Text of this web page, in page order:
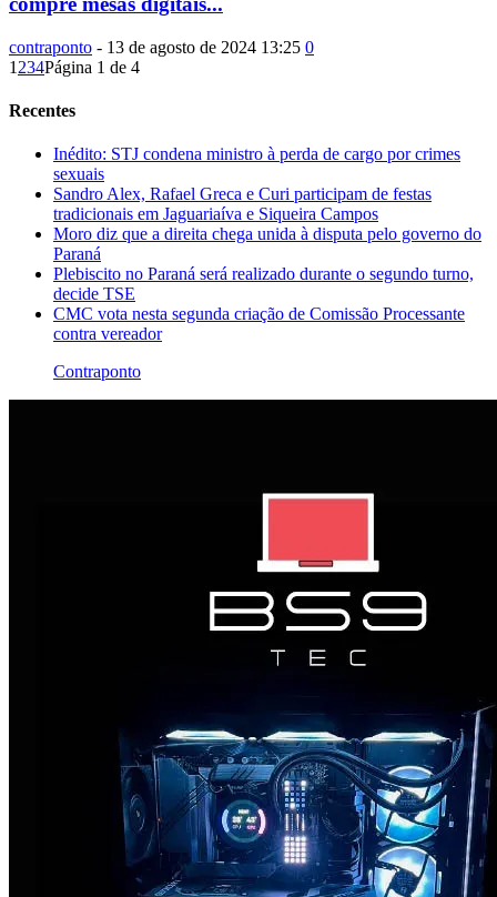
contraponto - 13 de agosto de 2024 13:25 0
1 234Página 1 de 4
Recentes
Inédito: STJ condena ministro à perda de cargo por crimes
sexuais
Sandro Alex, Rafael Greca e Curi participam de festas
tradicionais em Jaguariaíva e Siqueira Campos
Moro diz que a direita chega unida à disputa pelo governo do
Paraná
Plebiscito no Paraná será realizado durante o segundo turno,
decide TSE
CMC vota nesta segunda criação de Comissão Processante
contra vereador
Contraponto